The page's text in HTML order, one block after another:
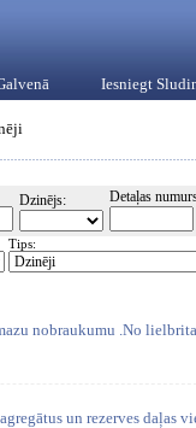
Iesniegt
Dzinējs: Detaļas
Tips:
nobraukumu .No
un rezerves daļas